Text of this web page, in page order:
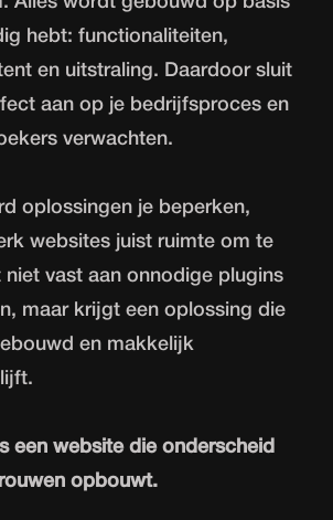
hebt: functionaliteiten,
en uitstraling. Daardoor sluit
aan op je bedrijfsproces en
verwachten.
oplossingen je beperken,
websites juist ruimte om te
niet vast aan onnodige plugins
maar krijgt een oplossing die
en makkelijk
een website die onderscheid
opbouwt.